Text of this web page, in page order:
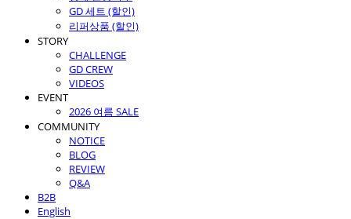
GD 세트 (할인)
리퍼상품 (할인)
STORY
CHALLENGE
GD CREW
VIDEOS
EVENT
2026 여름 SALE
COMMUNITY
NOTICE
BLOG
REVIEW
Q&A
B2B
English